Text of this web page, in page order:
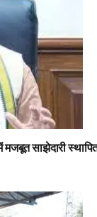
में मजबूत साझेदारी